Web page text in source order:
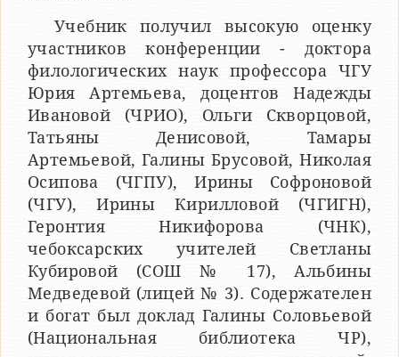
Учебник получил высокую оценку
участников конференции - доктора
филологических наук профессора ЧГУ
Юрия Артемьева, доцентов Надежды
Ивановой (ЧРИО), Ольги Скворцовой,
Татьяны Денисовой, Тамары
Артемьевой, Галины Брусовой, Николая
Осипова (ЧГПУ), Ирины Софроновой
(ЧГУ), Ирины Кирилловой (ЧГИГН),
Геронтия Никифорова (ЧНК),
чебоксарских учителей Светланы
Кубировой (СОШ № 17), Альбины
Медведевой (лицей № 3). Содержателен
и богат был доклад Галины Соловьевой
(Национальная библиотека ЧР),